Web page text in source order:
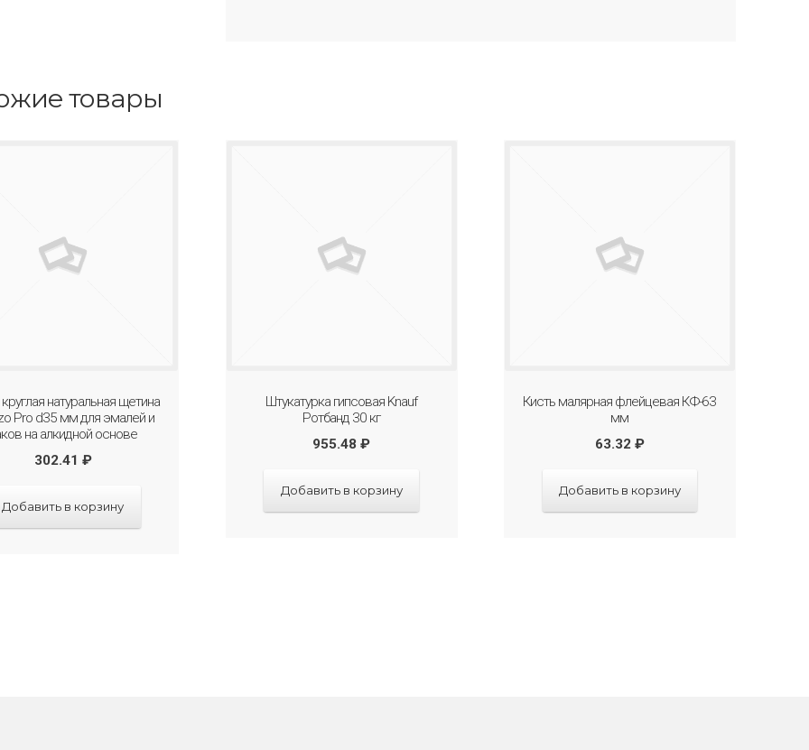
товары
натуральная щетина
Pro d35 мм для эмалей и
на алкидной основе
302.41 ₽
Добавить в корзину
Штукатурка гипсовая Knauf
Ротбанд 30 кг
955.48₽
Добавить в корзину
Кисть малярная флейцевая КФ-63
мм
63.32 ₽
Добавить в корзину